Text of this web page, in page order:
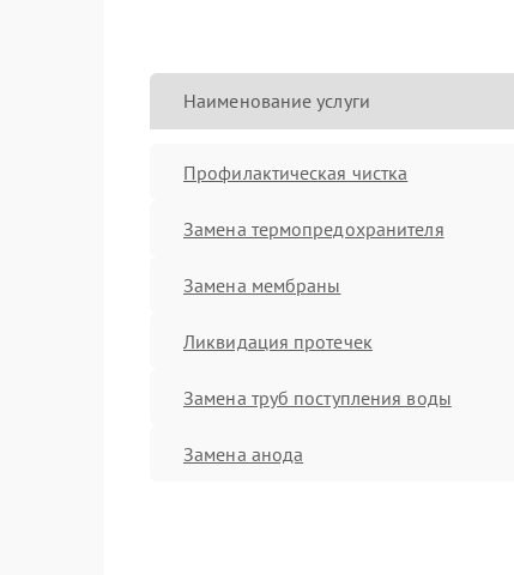
Наименование услуги
Профилактическая чистка
Замена термопредохранителя
Замена мембраны
Ликвидация протечек
Замена труб поступления воды
Замена анода